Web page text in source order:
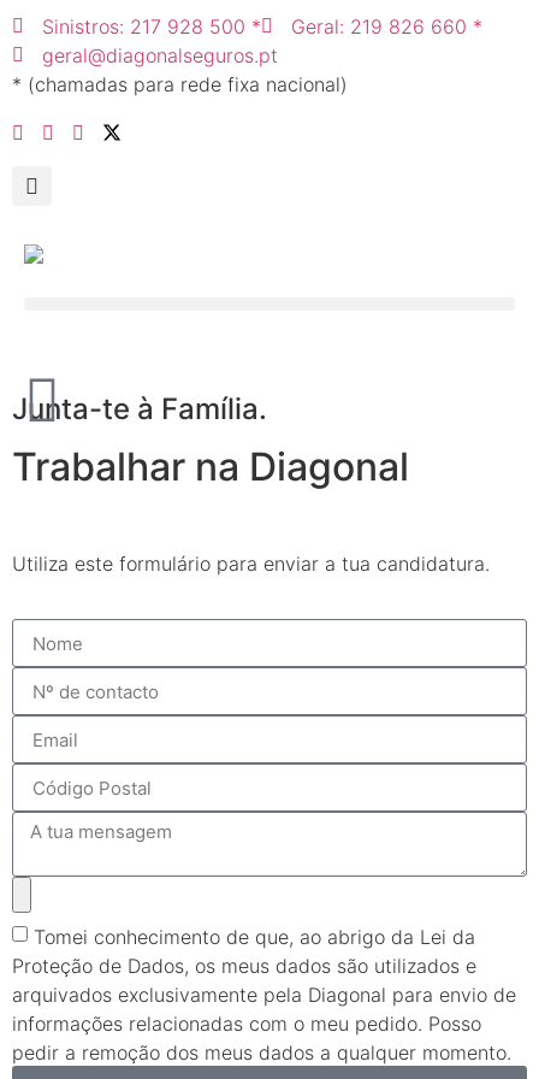
Sinistros: 217 928 500 *
Geral: 219 826 660 *
geral@diagonalseguros.pt
* (chamadas para rede fixa nacional)
Junta-te à Família.
Trabalhar na Diagonal
Utiliza este formulário para enviar a tua candidatura.
Tomei conhecimento de que, ao abrigo da Lei da
Proteção de Dados, os meus dados são utilizados e
arquivados exclusivamente pela Diagonal para envio de
informações relacionadas com o meu pedido. Posso
pedir a remoção dos meus dados a qualquer momento.